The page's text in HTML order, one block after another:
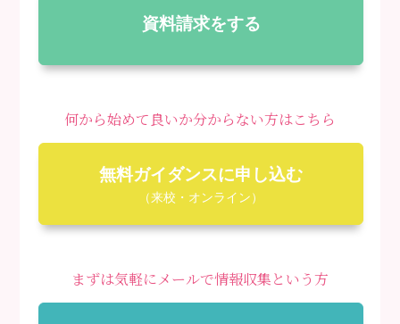
資料請求をする
何から始めて良いか分からない方はこちら
無料ガイダンスに申し込む
（来校・オンライン）
まずは気軽にメールで情報収集という方